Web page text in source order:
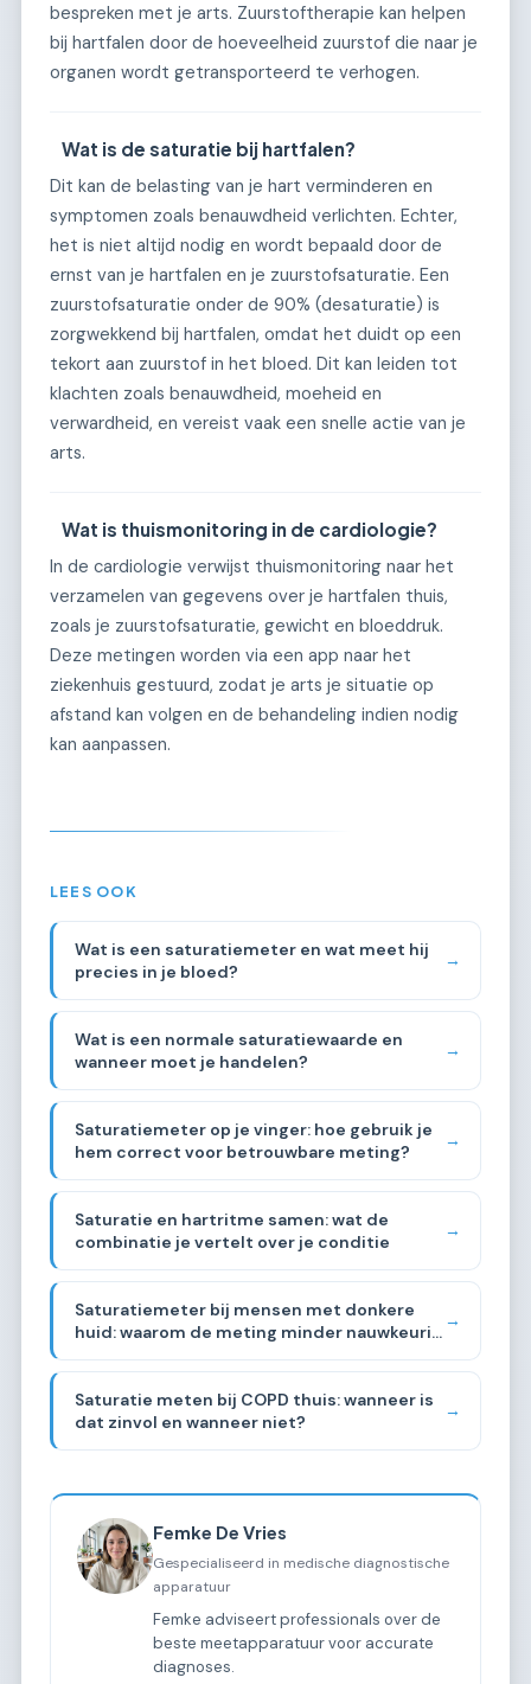
bespreken met je arts. Zuurstoftherapie kan helpen
bij hartfalen door de hoeveelheid zuurstof die naar je
organen wordt getransporteerd te verhogen.
Wat is de saturatie bij hartfalen?
Dit kan de belasting van je hart verminderen en
symptomen zoals benauwdheid verlichten. Echter,
het is niet altijd nodig en wordt bepaald door de
ernst van je hartfalen en je zuurstofsaturatie. Een
zuurstofsaturatie onder de 90% (desaturatie) is
zorgwekkend bij hartfalen, omdat het duidt op een
tekort aan zuurstof in het bloed. Dit kan leiden tot
klachten zoals benauwdheid, moeheid en
verwardheid, en vereist vaak een snelle actie van je
arts.
Wat is thuismonitoring in de cardiologie?
In de cardiologie verwijst thuismonitoring naar het
verzamelen van gegevens over je hartfalen thuis,
zoals je zuurstofsaturatie, gewicht en bloeddruk.
Deze metingen worden via een app naar het
ziekenhuis gestuurd, zodat je arts je situatie op
afstand kan volgen en de behandeling indien nodig
kan aanpassen.
LEES OOK
Wat is een saturatiemeter en wat meet hij
precies in je bloed?
→
Wat is een normale saturatiewaarde en
wanneer moet je handelen?
→
Saturatiemeter op je vinger: hoe gebruik je
hem correct voor betrouwbare meting?
→
Saturatie en hartritme samen: wat de
combinatie je vertelt over je conditie
→
Saturatiemeter bij mensen met donkere
huid: waarom de meting minder nauwkeurig
kan zijn
→
Saturatie meten bij COPD thuis: wanneer is
dat zinvol en wanneer niet?
→
Femke De Vries
Gespecialiseerd in medische diagnostische
apparatuur
Femke adviseert professionals over de
beste meetapparatuur voor accurate
diagnoses.